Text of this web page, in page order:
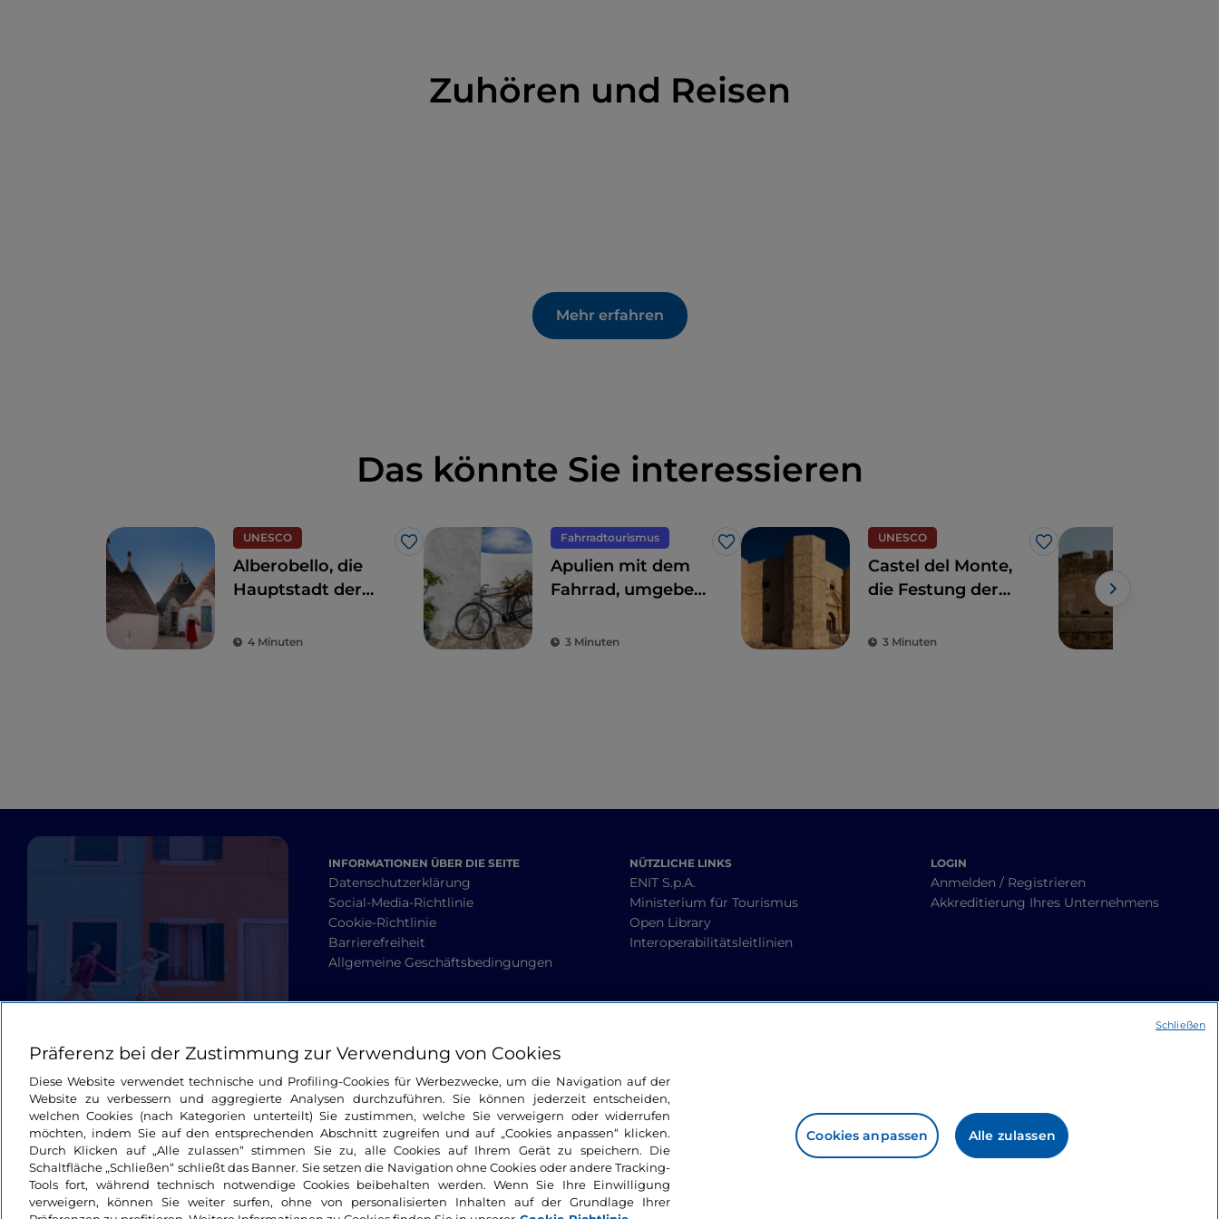
damit den Übergang zur typischen Palastarchitektur des 19. Jahrhunderts markiert.
Zuhören und Reisen
Mehr erfahren
Das könnte Sie interessieren
UNESCO
Like
Alberobello, die
Hauptstadt der
einer
4 Minuten
Fahrradtourismus
Like
Apulien mit dem
Fahrrad, umgeben
Olivenbäumen und
3 Minuten
UNESCO
Like
Castel del Monte,
die Festung der
Andria
3 Minuten
INFORMATIONEN ÜBER DIE SEITE
Datenschutzerklärung
Social-Media-Richtlinie
Cookie-Richtlinie
Barrierefreiheit
Allgemeine Geschäftsbedingungen
NÜTZLICHE LINKS
ENIT S.p.A.
Ministerium für Tourismus
Open Library
Interoperabilitätsleitlinien
LOGIN
Anmelden / Registrieren
Akkreditierung Ihres Unternehmens
Präferenz bei der Zustimmung zur Verwendung von Cookies
Diese Website verwendet technische und Profiling-Cookies für Werbezwecke, um die Navigation auf der
Website zu verbessern und aggregierte Analysen durchzuführen. Sie können jederzeit entscheiden,
welchen Cookies (nach Kategorien unterteilt) Sie zustimmen, welche Sie verweigern oder widerrufen
möchten, indem Sie auf den entsprechenden Abschnitt zugreifen und auf „Cookies anpassen“ klicken.
Durch Klicken auf „Alle zulassen“ stimmen Sie zu, alle Cookies auf Ihrem Gerät zu speichern. Die
Schaltfläche „Schließen“ schließt das Banner. Sie setzen die Navigation ohne Cookies oder andere Tracking-
Tools fort, während technisch notwendige Cookies beibehalten werden. Wenn Sie Ihre Einwilligung
verweigern, können Sie weiter surfen, ohne von personalisierten Inhalten auf der Grundlage Ihrer
Cookies anpassen Alle zulassen
Schließen